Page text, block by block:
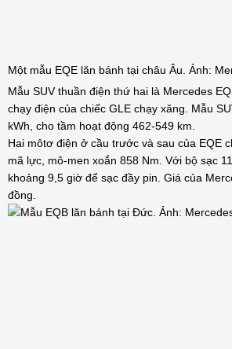
Một mẫu EQE lăn bánh tại châu Âu. Ảnh:
Mẫu SUV thuần điện thứ hai là Mercedes
chạy điện của chiếc GLE chạy xăng. Mẫu
kWh, cho tầm hoạt động 462-549 km.
Hai môtơ điện ở cầu trước và sau của EQE
mã lực, mô-men xoắn 858 Nm. Với bộ sạc
khoảng 9,5 giờ để sạc đầy pin. Giá của
đồng.